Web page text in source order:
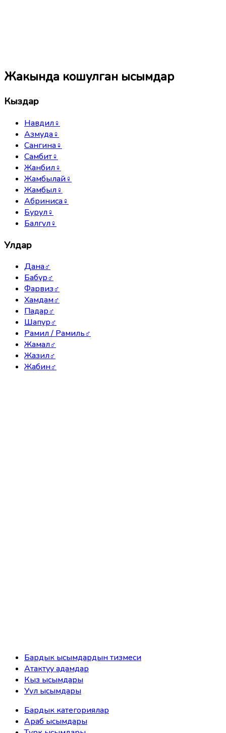
Жакында кошулган ысымдар
Кыздар
Навдил♀
Азмуда♀
Сангина♀
Самбит♀
Жанбил♀
Жамбылай♀
Жамбыл♀
Абриниса♀
Бурул♀
Балгүл♀
Улдар
Дана♂
Бабур♂
Фарвиз♂
Хамдам♂
Падар♂
Шапур♂
Рамил / Рамиль♂
Жамал♂
Жазил♂
Жабин♂
Бардык ысымдардын тизмеси
Атактуу адамдар
Кыз ысымдары
Уул ысымдары
Бардык категориялар
Араб ысымдары